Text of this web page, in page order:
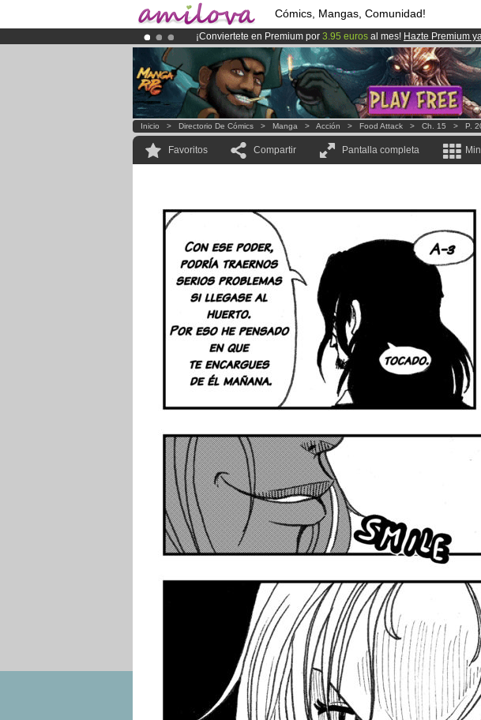
Cómics, Mangas, Comunidad!
¡Conviertete en Premium por 3.95 euros al mes! Hazte Premium
¡El Kickstarter Amilova está desormado lanzado!.
¡Ya tenemos 134393miembrosy 1208 Cómics y Mangas!.
Inicio > Directorio De Cómics > Manga > Acción > Food Attack > Ch. 15 > P.
Favoritos Compartir Pantalla completa